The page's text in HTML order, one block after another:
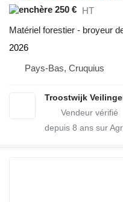
250 € HT
Matériel forestier - broyeur
2026
Pays-Bas, Cruquius
Troostwijk
depuis 8 ans sur